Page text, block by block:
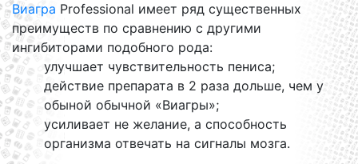
Виагра Professional имеет ряд существенных
преимуществ по сравнению с другими
ингибиторами подобного рода:
улучшает чувствительность пениса;
действие препарата в 2 раза дольше, чем у
обыной обычной «Виагры»;
усиливает не желание, а способность
организма отвечать на сигналы мозга.